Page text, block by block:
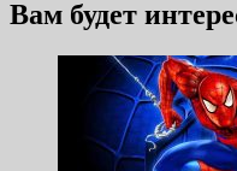
Вам будет